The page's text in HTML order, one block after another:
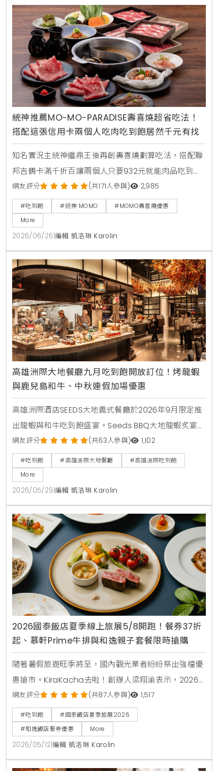
統神推薦MO-MO-PARADISE壽喜燒超省吃法！
搭配這張信用卡兩個人吃肉吃到飽居然千元有找
知名實況主統神繼鼎王後再創壽喜燒劃算吃法，搭配聯
邦吉鶴卡滿千折百讓兩個人只要932元就能肉品吃到
飽，連MOMO官方都親自留言揭露更便宜的隱藏優惠。
網友評分 (共171人參與) 2,985
#吃到飽 #統神 MOMO
#MOMO壽喜燒優惠
More
2026/06/26 編輯 凱洛琳 Karolin
高雄洲際大地餐廳九月吃到飽開放訂位！烤龍蝦
與鹿兒島和牛、中秋連假加場優惠
高雄洲際酒店SEEDS大地義式餐廳於2026年9月限定推
出龍蝦與和牛吃到飽盛宴。Seeds BBQ大地龍蝦炙宴於
中秋連假加場，Seeds和牛珍饌則集結鹿兒島A4和牛與
美國肋眼。活動於6月1日上午11:00開放預訂。
網友評分 (共63人參與) 1,102
#吃到飽 #高雄洲際大地餐廳
#高雄洲際吃到飽
More
2026/05/29 編輯 凱洛琳 Karolin
2026國泰飯店夏季線上旅展5/8開跑！餐券37折
起、慕軒Prime牛排與和逸親子套餐限時搶購
隨著暑假旅遊旺季將至，國內觀光業者紛紛祭出強檔優
惠搶市。KiraKacha去啦！創辦人梁翔渝表示，2026
年的消費趨勢更傾向於一站式的體驗與高彈性的餐飲組
合。本次國泰飯店夏季線上旅展不僅在價格上展現誠
意，更透過跨館通用券與知名卡通IP聯名，精準鎖定親
子客群與小資上班族的日常消費痛點 。
網友評分 (共87人參與) 1,517
#吃到飽
#國泰飯店夏季旅展2026
#和逸飯店餐券優惠
More
2026/05/12 編輯 凱洛琳 Karolin